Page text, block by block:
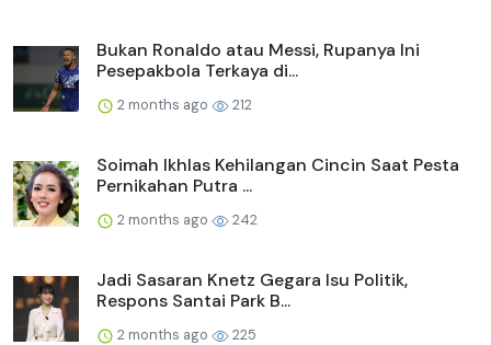
Bukan Ronaldo atau Messi, Rupanya Ini
Pesepakbola Terkaya di...
2 months ago 212
Soimah Ikhlas Kehilangan Cincin Saat Pesta
Pernikahan Putra ...
2 months ago 242
Jadi Sasaran Knetz Gegara Isu Politik,
Respons Santai Park B...
2 months ago 225